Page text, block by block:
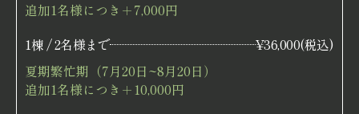
追加1名様につき＋7,000円
1棟 / 2名様まで
¥36,000(税込)
夏期繁忙期（7月20日~8月20日）
追加1名様につき＋10,000円